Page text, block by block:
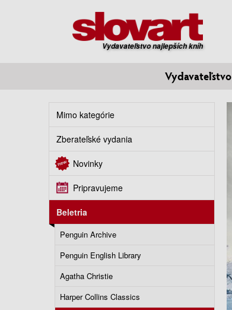
Vydavateľstvo najlepších kníh
Vydavateľstvo
Mimo kategórie
Zberateľské vydania
Novinky
Pripravujeme
Beletria
Penguin Archive
Penguin English Library
Agatha Christie
Harper Collins Classics